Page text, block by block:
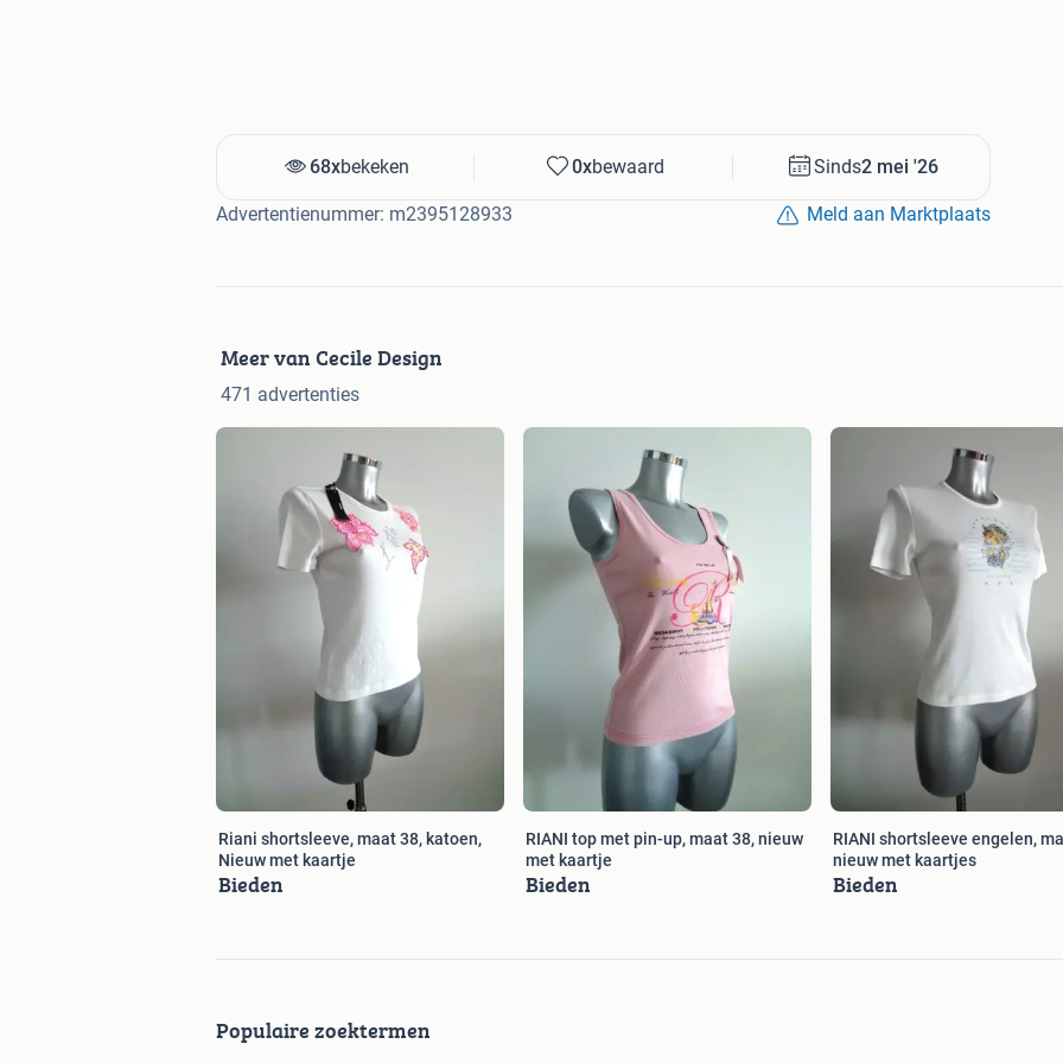
68xbekeken 0xbewaard Sinds2 mei '26
Advertentienummer: m2395128933 Meld aan Marktplaats
Meer van Cecile Design
471 advertenties
Riani shortsleeve, maat 38, katoen,
Nieuw met kaartje
Bieden
RIANI top met pin-up, maat 38, nieuw
met kaartje
Bieden
RIANI shortsleeve engelen,
nieuw met kaartjes
Bieden
Populaire zoektermen